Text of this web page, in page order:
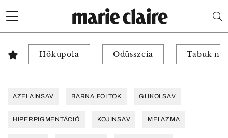
Hőkupola Odüsszeia Tabuk
AZELAINSAV BARNA FOLTOK GLIKOLSAV
HIPERPIGMENTÁCIÓ KOJINSAV MELAZMA